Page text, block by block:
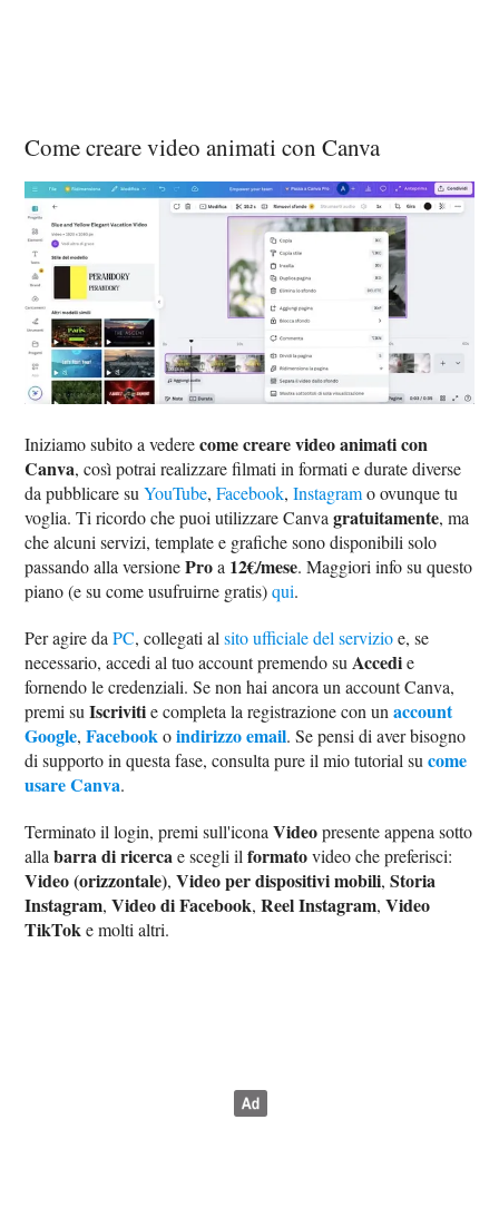
Come creare video animati con Canva
Iniziamo subito a vederecome creare video animati con
Canva, così potrai realizzare filmati in formati e durate diverse
da pubblicare suYouTube,Facebook,Instagramo ovunque tu
voglia. Ti ricordo che puoi utilizzare Canvagratuitamente, ma
che alcuni servizi, template e grafiche sono disponibili solo
passando alla versioneProa 12€/mese. Maggiori info su questo
piano (e su come usufruirne gratis)qui.
Per agire daPC, collegati alsito ufficiale del servizioe, se
necessario, accedi al tuo account premendo su Accedie
fornendo le credenziali. Se non hai ancora un account Canva,
premi suIscrivitie completa la registrazione con unaccount
Google,Facebookoindirizzo email. Se pensi di aver bisogno
di supporto in questa fase, consulta pure il mio tutorial sucome
usare Canva.
Terminato il login, premi sull'iconaVideopresente appena sotto
allabarra di ricercae scegli ilformatovideo che preferisci:
Video (orizzontale),Video per dispositivi mobili,Storia
Instagram,Video di Facebook,Reel Instagram,Video
TikToke molti altri.